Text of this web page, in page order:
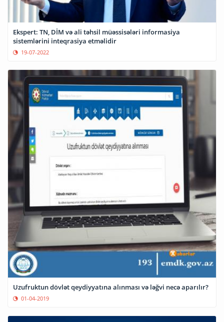
Ekspert: TN, DİM və ali təhsil müəssisələri informasiya
sistemlərini inteqrasiya etməlidir
19-07-2022
Uzufruktun dövlət qeydiyyatına alınması və ləğvi necə aparılır?
01-04-2019